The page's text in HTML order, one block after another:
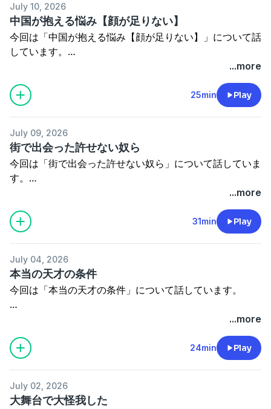
都市ボーイズグッズ通信販売しております！
詳細はこちら⇒https://toshiboysgoods.stores.jp
※我々が語るのはあくまで都市伝説でジャンルはコメディ
このブラウザでは再生できません。
都市ボーイズYouTube番組
→https://www.youtube.com/channel/
お仕事のご依頼はこちらまで。
⇒toshiboys02@gmail.com
都市ボーイズグッズ通信販売しております！
詳細はこちら⇒https://toshiboysgoods.stores.jp
※我々が語るのはあくまで都市伝説でジャンルはコメディ
このブラウザでは再生できません。
July 10, 2026
中国が抱える悩み【顔が足りない】
今回は「中国が抱える悩み【顔が足りない】」について話
しています。
ブログアカウント⇒
http://tosidennsetu02.seesaa.net/
都市ボーイズYouTube番組
→https://www.youtube.com/channel/
お仕事のご依頼はこちらまで。
⇒toshiboys02@gmail.com
都市ボーイズグッズ通信販売しております！
詳細はこちら⇒ https://toshiboysgoods.stores.jp
このブラウザでは再生できません。
...more
25min Play
July 09, 2026
街で出会った許せない奴ら
今回は「街で出会った許せない奴ら」について話していま
す。
ブログアカウント⇒
http://tosidennsetu02.seesaa.net/
都市ボーイズYouTube番組
→https://www.youtube.com/channel/
お仕事のご依頼はこちらまで。
⇒toshiboys02@gmail.com
都市ボーイズグッズ通信販売しております！
...more
31min Play
July 04, 2026
本当の天才の条件
今回は「本当の天才の条件」について話しています。
ブログアカウント⇒
http://tosidennsetu02.seesaa.net/
過去音源もブログから視聴頂けます！
都市ボーイズYouTube番組
→https://www.youtube.com/channel/
...more
24min Play
July 02, 2026
大舞台で大怪我した